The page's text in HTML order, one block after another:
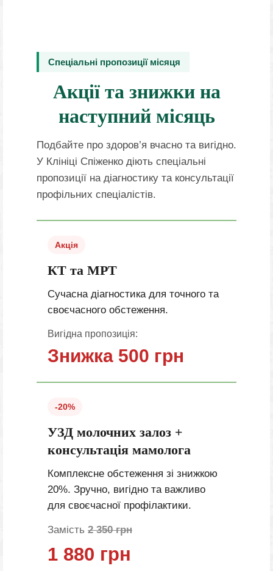
Спеціальні пропозиції місяця
Акції та знижки на
наступний місяць
Подбайте про здоров’я вчасно та вигідно.
У Клініці Спіженко діють спеціальні
пропозиції на діагностику та консультації
профільних спеціалістів.
Акція
КТ та МРТ
Сучасна діагностика для точного та
своєчасного обстеження.
Вигідна пропозиція:
Знижка 500 грн
-20%
УЗД молочних залоз +
консультація мамолога
Комплексне обстеження зі знижкою
20%. Зручно, вигідно та важливо
для своєчасної профілактики.
Замість 2 350 грн
1 880 грн